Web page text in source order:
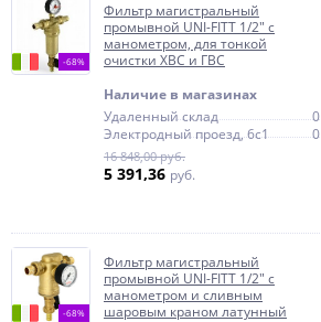
-68%
Фильтр магистральный
промывной UNI-FITT 1/2" с
манометром, для тонкой
очистки ХВС и ГВС
Наличие в магазинах
Удаленный склад
0
Электродный проезд, 6с1
0
16 848,00 руб.
5 391,36 руб.
-68%
Фильтр магистральный
промывной UNI-FITT 1/2" с
манометром и сливным
шаровым краном латунный